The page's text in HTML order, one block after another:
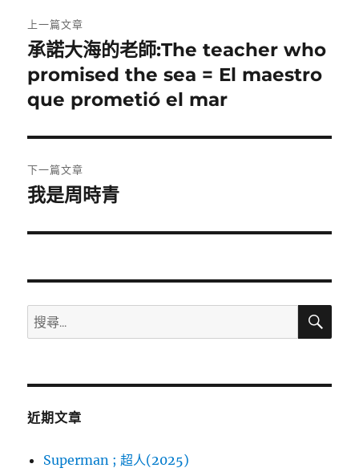
章
導
覽
上一篇文章
上
一
篇
章:
承諾大海的老師:The teacher who
promised the sea = El maestro
que prometió el mar
下一篇文章
下
篇
章:
我是周時青
搜
尋
鍵
搜
近期文章
Superman ; 超人(2025)